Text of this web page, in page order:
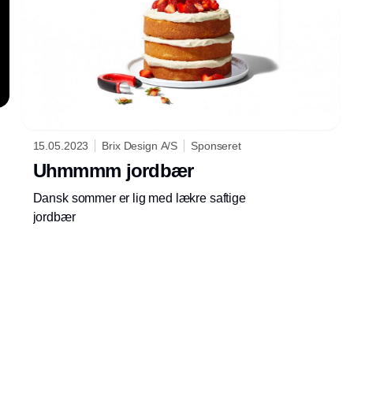
15.05.2023 Brix Design A/S Sponseret
Uhmmmm jordbær
Dansk sommer er lig med lækre saftige
jordbær